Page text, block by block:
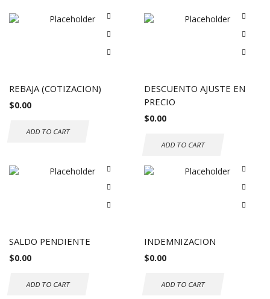
REBAJA (COTIZACION)
$0.00
ADD TO CART
DESCUENTO AJUSTE EN
PRECIO
$0.00
ADD TO CART
SALDO PENDIENTE
$0.00
ADD TO CART
INDEMNIZACION
$0.00
ADD TO CART